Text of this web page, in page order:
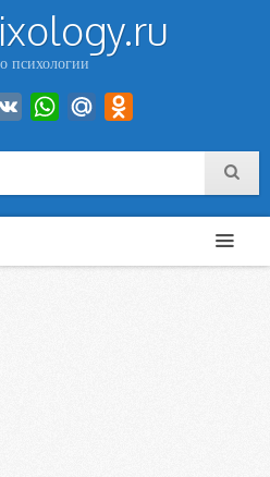
психологии
VK WhatsAppMail.Ru